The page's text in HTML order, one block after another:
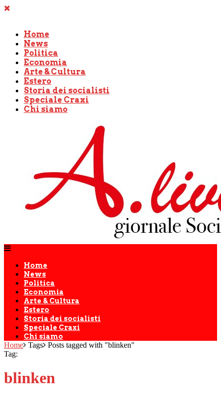
Home
News
Politica
Economia
Arte & Cultura
Estero
Storia dei socialisti
Speciale Craxi
Chi siamo
Home
News
Politica
Economia
Arte & Cultura
Estero
Storia dei socialisti
Speciale Craxi
Chi siamo
Home Tags Posts tagged with "blinken"
Tag:
blinken